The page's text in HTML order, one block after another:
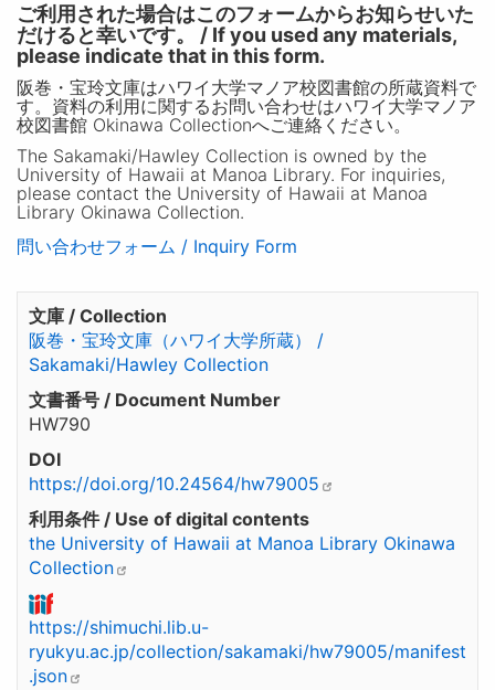
ご利用された場合はこのフォームからお知らせいた
だけると幸いです。 / If you used any materials,
please indicate that in this form.
阪巻・宝玲文庫はハワイ大学マノア校図書館の所蔵資料で
す。資料の利用に関するお問い合わせはハワイ大学マノア
校図書館 Okinawa Collectionへご連絡ください。
The Sakamaki/Hawley Collection is owned by the
University of Hawaii at Manoa Library. For inquiries,
please contact the University of Hawaii at Manoa
Library Okinawa Collection.
問い合わせフォーム / Inquiry Form
文庫 / Collection
阪巻・宝玲文庫（ハワイ大学所蔵） /
Sakamaki/Hawley Collection
文書番号 / Document Number
HW790
DOI
https://doi.org/10.24564/hw79005
利用条件 / Use of digital contents
the University of Hawaii at Manoa Library Okinawa
Collection
https://shimuchi.lib.u-
ryukyu.ac.jp/collection/sakamaki/hw79005/manifest
.json